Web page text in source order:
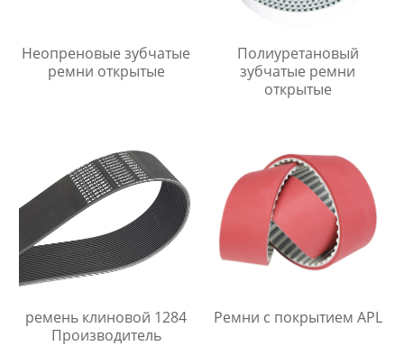
Неопреновые зубчатые
ремни открытые
Полиуретановый
зубчатые ремни
открытые
ремень клиновой 1284
Производитель
Ремни с покрытием APL